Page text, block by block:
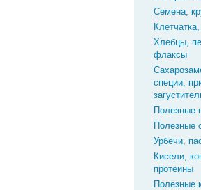
Семена,
Хлебцы,
флаксы
специи,
Полезные
Полезные
Урбечи,
Кисели,
протеины
Полезные